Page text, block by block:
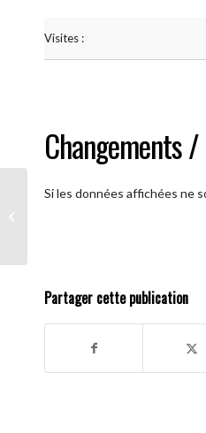
Visites :
Changements
Si les données affichées ne
Partager cette publication